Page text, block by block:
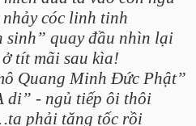
cóc linh tinh
sinh” quay đầu nhìn lại
ở tít mãi sau kìa!
Quang Minh Đức Phật”
di” - ngủ tiếp ôi thôi
phải tăng tốc rồi